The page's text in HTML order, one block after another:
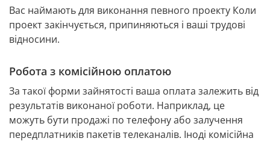
Вас наймають для виконання певного проекту Коли
проект закінчується, припиняються і ваші трудові
відносини.
Робота з комісійною оплатою
За такої форми зайнятості ваша оплата залежить від
результатів виконаної роботи. Наприклад, це
можуть бути продажі по телефону або залучення
передплатників пакетів телеканалів. Іноді комісійна